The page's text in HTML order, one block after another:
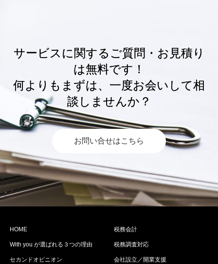
サービスに関するご質問・お見積り
は無料です！
何よりもまずは、一度お会いして相
談しませんか？
お問い合せはこちら
HOME
With you が選ばれる３つの理由
セカンドオピニオン
税務会計
税務調査対応
会社設立／開業支援